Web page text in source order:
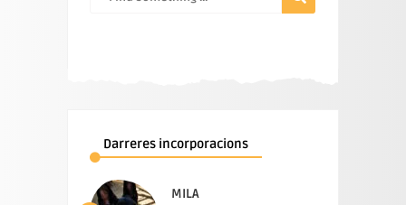
Darreres incorporacions
MILA